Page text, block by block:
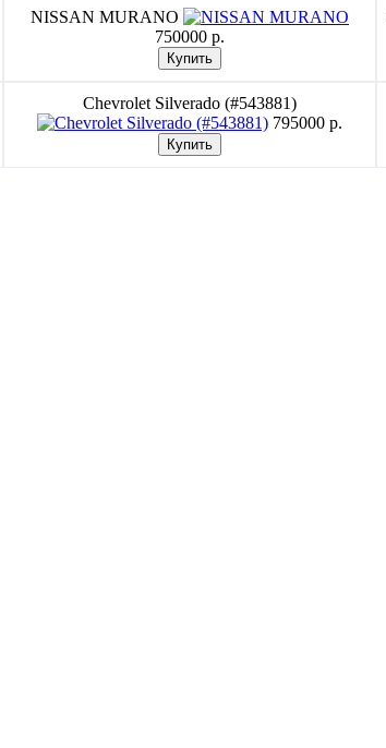
NISSAN MURANO
750000 p.
Chevrolet Silverado (#543881)
795000 p.